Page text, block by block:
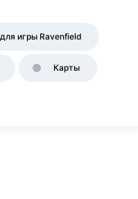
игры Ravenfield
Карты